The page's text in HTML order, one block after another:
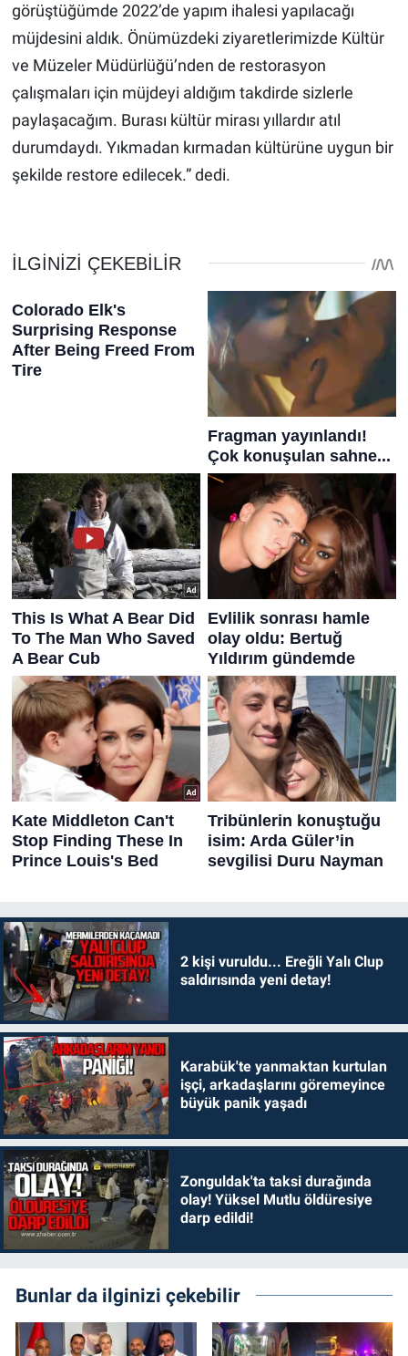
görüştüğümde 2022’de yapım ihalesi yapılacağı
müjdesini aldık. Önümüzdeki ziyaretlerimizde Kültür
ve Müzeler Müdürlüğü’nden de restorasyon
çalışmaları için müjdeyi aldığım takdirde sizlerle
paylaşacağım. Burası kültür mirası yıllardır atıl
durumdaydı. Yıkmadan kırmadan kültürüne uygun bir
şekilde restore edilecek.” dedi.
2 kişi vuruldu... Ereğli Yalı Clup
saldırısında yeni detay!
Karabük'te yanmaktan kurtulan
işçi, arkadaşlarını göremeyince
büyük panik yaşadı
Zonguldak'ta taksi durağında
olay! Yüksel Mutlu öldüresiye
darp edildi!
Bunlar da ilginizi çekebilir